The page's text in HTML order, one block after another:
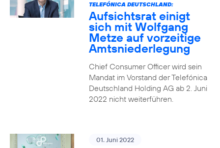
TELEFÓNICA DEUTSCHLAND:
Aufsichtsrat einigt
sich mit Wolfgang
Metze auf vorzeitige
Amtsniederlegung
Chief Consumer Officer wird sein
Mandat im Vorstand der Telefónica
Deutschland Holding AG ab 2. Juni
2022 nicht weiterführen.
01. Juni 2022